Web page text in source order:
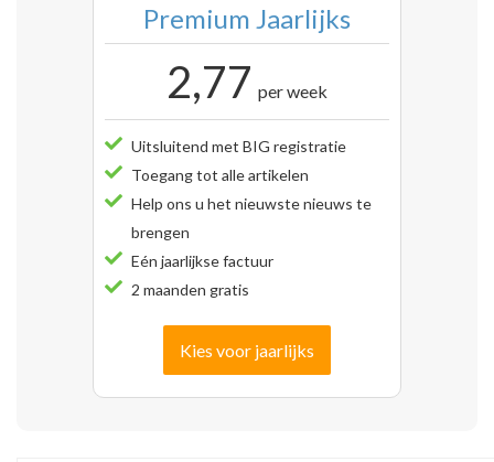
Premium Jaarlijks
2,77 per week
Uitsluitend met BIG registratie
Toegang tot alle artikelen
Help ons u het nieuwste nieuws te
brengen
Eén jaarlijkse factuur
2 maanden gratis
Kies voor jaarlijks